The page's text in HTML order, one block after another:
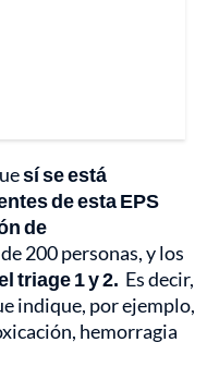
sí se está
de esta EPS
de
200 personas, y los
triage 1 y 2. Es decir,
indique, por ejemplo,
hemorragia